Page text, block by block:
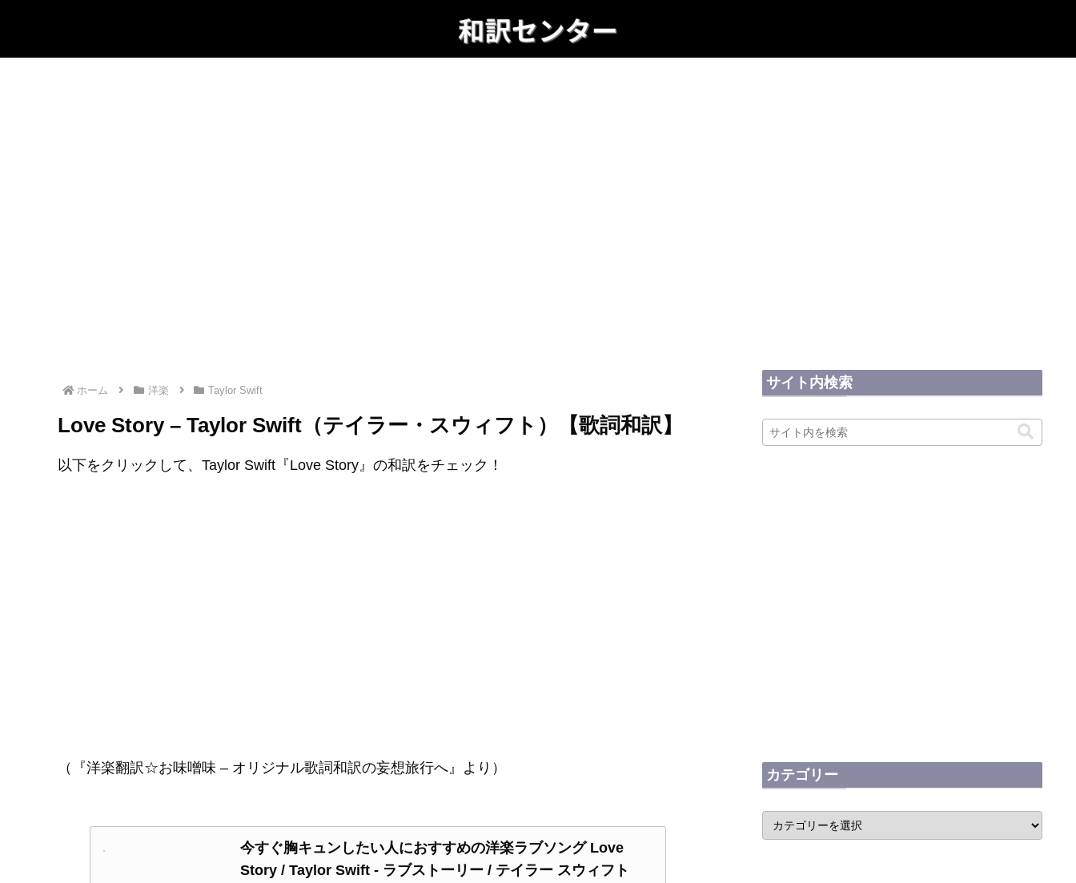
ホーム 洋楽 Taylor Swift
Love Story – Taylor Swift（テイラー・スウィフト）【歌詞和訳】
以下をクリックして、Taylor Swift『Love Story』の和訳をチェック！
（『洋楽翻訳☆お味噌味 – オリジナル歌詞和訳の妄想旅行へ』より）
今すぐ胸キュンしたい人におすすめの洋楽ラブソング Love
Story / Taylor Swift - ラブストーリー / テイラー スウィフト
サイト内検索
カテゴリー